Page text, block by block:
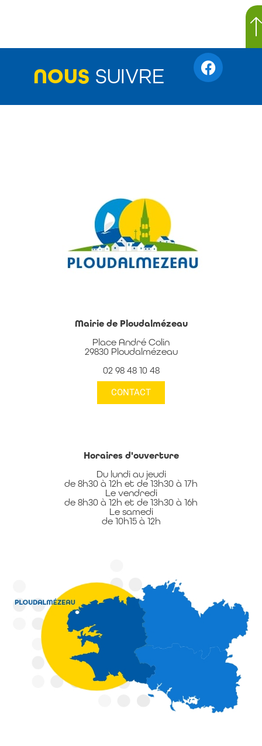
NOUS SUIVRE
Mairie de Ploudalmézeau
Place André Colin
29830 Ploudalmézeau
02 98 48 10 48
CONTACT
Horaires d'ouverture
Du lundi au jeudi
de 8h30 à 12h et de 13h30 à 17h
Le vendredi
de 8h30 à 12h et de 13h30 à 16h
Le samedi
de 10h15 à 12h